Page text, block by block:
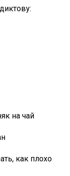
на чай
как плохо